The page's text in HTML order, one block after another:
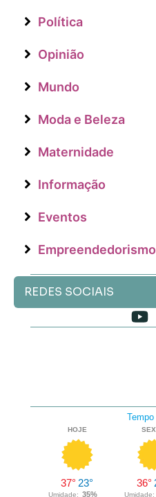
Política
Opinião
Mundo
Moda e Beleza
Maternidade
Informação
Eventos
Empreendedorismo
REDES SOCIAIS